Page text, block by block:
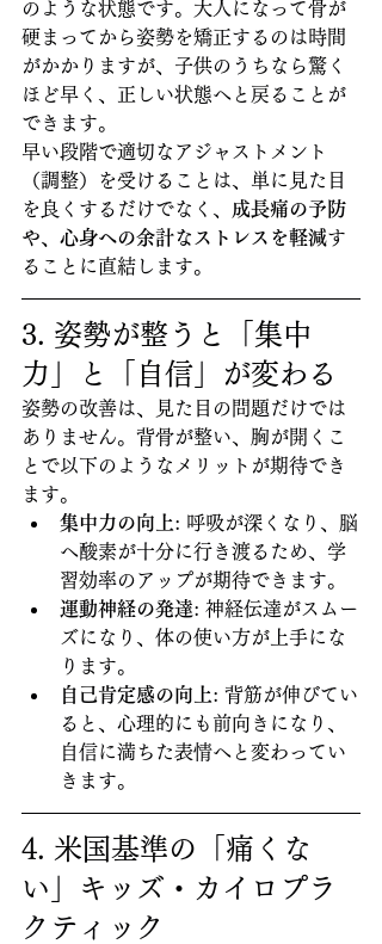
のような状態です。大人になって骨が
硬まってから姿勢を矯正するのは時間
がかかりますが、子供のうちなら驚く
ほど早く、正しい状態へと戻ることが
できます。
早い段階で適切なアジャストメント
（調整）を受けることは、単に見た目
を良くするだけでなく、
成長痛の予防
や、心身への余計なストレスを軽減す
ることに直結します。
3. 姿勢が整うと「集中
力」と「自信」が変わる
姿勢の改善は、見た目の問題だけでは
ありません。背骨が整い、胸が開くこ
とで以下のようなメリットが期待でき
ます。
集中力の向上: 呼吸が深くなり、脳
へ酸素が十分に行き渡るため、学
習効率のアップが期待できます。
運動神経の発達: 神経伝達がスムー
ズになり、体の使い方が上手にな
ります。
自己肯定感の向上: 背筋が伸びてい
ると、心理的にも前向きになり、
自信に満ちた表情へと変わってい
きます。
4. 米国基準の「痛くな
い」キッズ・カイロプラ
クティック